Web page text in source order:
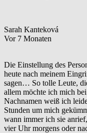
Sarah Kanteková
Vor 7 Monaten
Die Einstellung des
heute nach meinem
sagen… So tolle Leute,
allem möchte ich mich
Nachnamen weiß ich
Stunden um mich
wann immer ich sie
vier Uhr morgens oder